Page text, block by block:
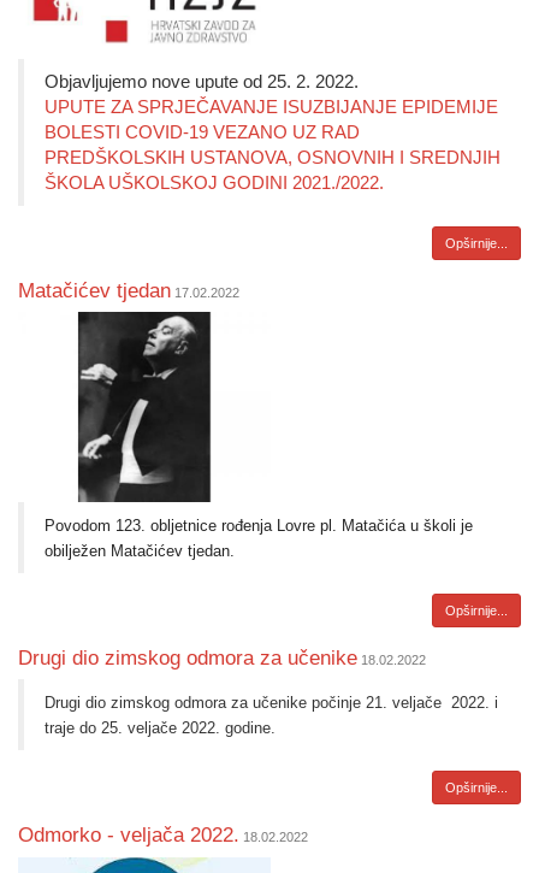
Objavljujemo nove upute od 25. 2. 2022.
UPUTE ZA SPRJEČAVANJE ISUZBIJANJE EPIDEMIJE
BOLESTI COVID-19 VEZANO UZ RAD
PREDŠKOLSKIH USTANOVA, OSNOVNIH I SREDNJIH
ŠKOLA UŠKOLSKOJ GODINI 2021./2022.
Opširnije...
Matačićev tjedan 17.02.2022
Povodom 123. obljetnice rođenja Lovre pl. Matačića u školi je
obilježen Matačićev tjedan.
Opširnije...
Drugi dio zimskog odmora za učenike 18.02.2022
Drugi dio zimskog odmora za učenike počinje 21. veljače 2022. i
traje do 25. veljače 2022. godine.
Opširnije...
Odmorko - veljača 2022. 18.02.2022